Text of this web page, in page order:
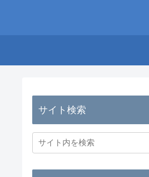
サイト検索